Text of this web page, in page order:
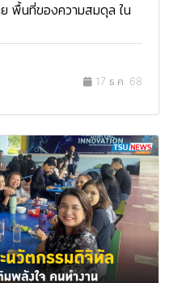
พื้นที่ของความสมดุล ใน
17 ธ.ค. 68